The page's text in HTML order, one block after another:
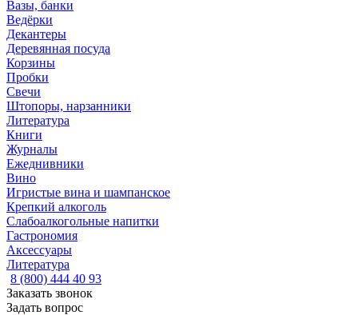
Вазы, банки
Ведёрки
Декантеры
Деревянная посуда
Корзины
Пробки
Свечи
Штопоры, нарзанники
Литература
Книги
Журналы
Ежеднивники
Вино
Игристые вина и шампанское
Крепкий алкоголь
Слабоалкогольные напитки
Гастрономия
Аксессуары
Литература
8 (800) 444 40 93
Заказать звонок
Задать вопрос